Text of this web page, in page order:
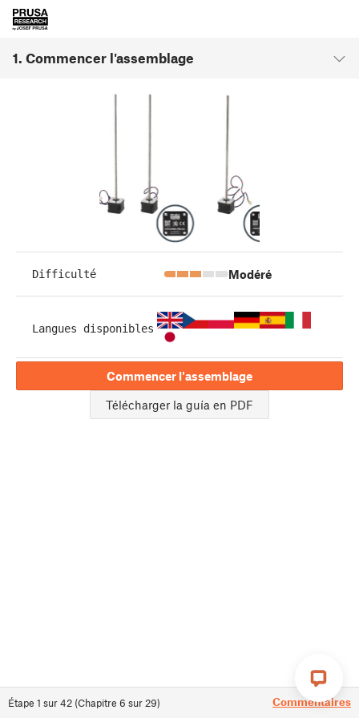
1. Commencer l'assemblage
Étape 1 sur42 (Chapitre 6 sur 29) Commentaires
Difficulté Modéré
Langues disponibles
Commencer l'assemblage
Télécharger la guía en PDF